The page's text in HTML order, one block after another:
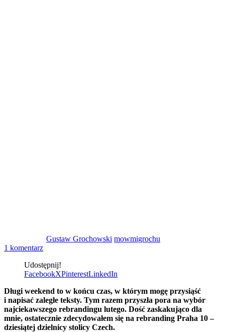
Gustaw Grochowski mowmigrochu
1 komentarz
Udostępnij!
FacebookXPinterestLinkedIn
Długi weekend to w końcu czas, w którym mogę przysiąść
i napisać zaległe teksty. Tym razem przyszła pora na wybór
najciekawszego rebrandingu lutego. Dość zaskakująco dla
mnie, ostatecznie zdecydowałem się na rebranding Praha 10 –
dziesiątej dzielnicy stolicy Czech.